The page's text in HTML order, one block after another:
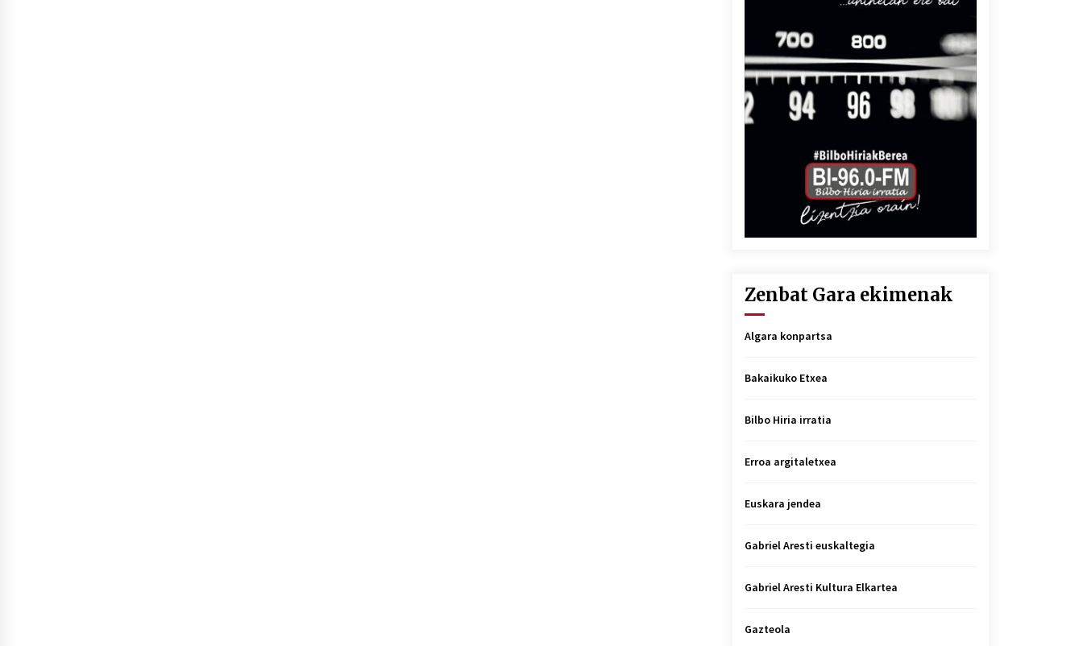
Zenbat Gara ekimenak
Algara konpartsa
Bakaikuko Etxea
Bilbo Hiria irratia
Erroa argitaletxea
Euskara jendea
Gabriel Aresti euskaltegia
Gabriel Aresti Kultura Elkartea
Gazteola